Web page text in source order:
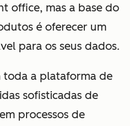
office, mas a base do
é oferecer um
para os seus dados.
toda a plataforma de
sofisticadas de
processos de